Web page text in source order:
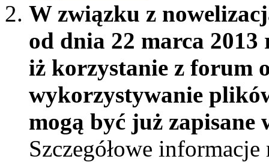
W związku z
od dnia 22 marca
iż korzystanie z forum
wykorzystywanie
mogą być już
Szczegółowe